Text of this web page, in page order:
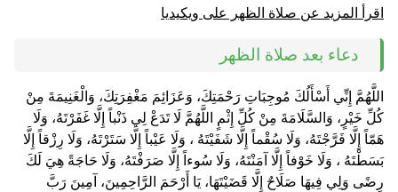
اقرأ المزيد عن صلاة الظهر على ويكيديا
دعاء بعد صلاة الظهر
اللَّهُمَّ إِنِّي أَسْأَلُكَ مُوجِبَاتِ رَحْمَتِكَ، وَعَزَائِمَ مَغْفِرَتِكَ، وَالْغَنِيمَةَ مِنْ
كُلِّ خَيْرٍ، وَالسَّلَامَةَ مِنْ كُلِّ إِثْمٍ اللَّهُمَّ لَا تَدَعْ لِي ذَنْباً إِلَّا غَفَرْتَهُ، وَلَا
هَمّاً إِلَّا فَرَّجْتَهُ، وَلَا سُقْماً إِلَّا شَفَيْتَهُ ، وَلَا عَيْباً إِلَّا سَتَرْتَهُ، وَلَا رِزْقاً إِلَّا
بَسَطْتَهُ ، وَلَا خَوْفاً إِلَّا آمَنْتَهُ، وَلَا سُوءاً إِلَّا صَرَفْتَهُ، وَلَا حَاجَةً هِيَ لَكَ
رِضًى وَلِي فِيهَا صَلَاحٌ إِلَّا قَضَيْتَهَا، يَا أَرْحَمَ الرَّاحِمِينَ، آمِينَ رَبَّ